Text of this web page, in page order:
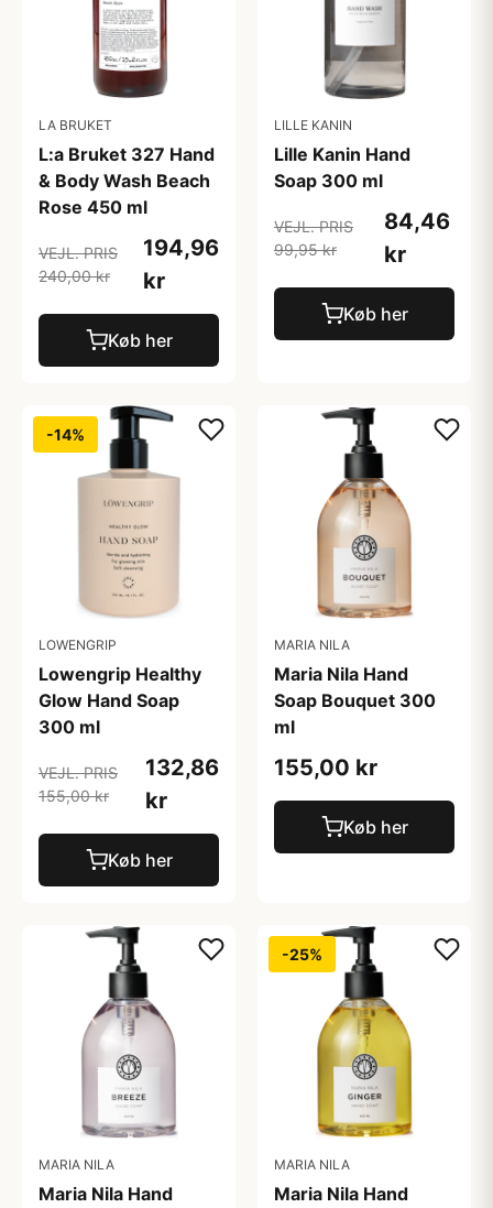
LA BRUKET
L:a Bruket 327 Hand
& Body Wash Beach
Rose 450 ml
VEJL. PRIS
240,00 kr
194,96
kr
Køb her
LILLE KANIN
Lille Kanin Hand
Soap 300 ml
VEJL. PRIS
99,95 kr
84,46
kr
Køb her
-14%
LOWENGRIP
Lowengrip Healthy
Glow Hand Soap
300 ml
VEJL. PRIS
155,00 kr
132,86
kr
Køb her
MARIA NILA
Maria Nila Hand
Soap Bouquet 300
ml
155,00 kr
Køb her
MARIA NILA
Maria Nila Hand
-25%
MARIA NILA
Maria Nila Hand